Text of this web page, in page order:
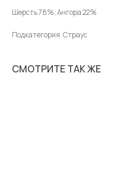
Шерсть 78%, Ангора 22%
Подкатегория: Страус
СМОТРИТЕ ТАК ЖЕ